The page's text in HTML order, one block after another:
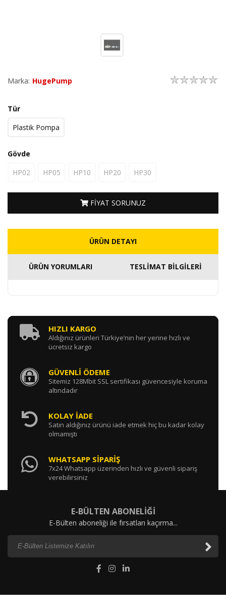
Marka: HugePump
Tür
Plastik Pompa
Gövde
HP02
HP05 HP10 HP20 HP30
FİYAT SORUNUZ
ÜRÜN DETAYI
ÜRÜN YORUMLARI TESLİMAT BİLGİLERİ
HIZLI KARGO
Aldığınız ürünleri Türkiye’nin her yerine hızlı ve
ücretsiz kargo
GÜVENLİ ÖDEME
Sitemiz 128Mbit SSL sertifikası güvencesiyle koruma
altındadır
KOLAY İADE
Satın aldığınız ürünü iade etmek hiç bu kadar kolay
olmamıştı
WHATSAPP SİPARİŞ
7x24 Whatsapp üzerinden hızlı ve güvenli sipariş
verebilirsiniz
E-BÜLTEN ABONELİĞİ
E-Bülten aboneliği ile fırsatları kaçırma...